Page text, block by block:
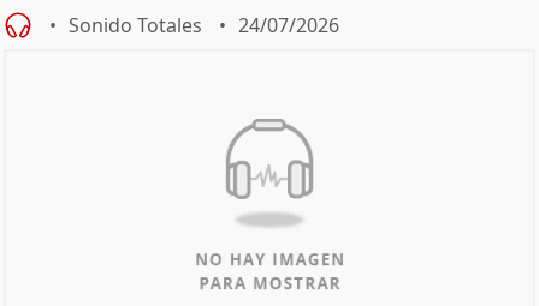
Sonido Totales 24/07/2026